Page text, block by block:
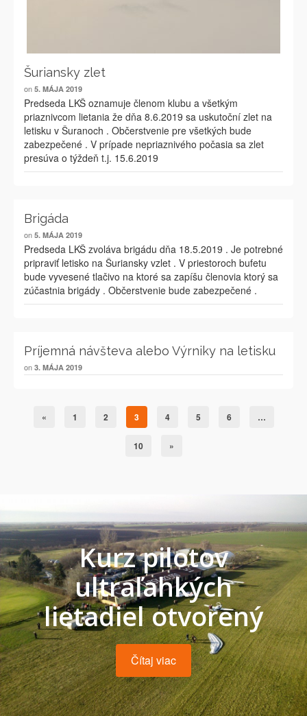
Šuriansky zlet
on 5. MÁJA 2019
Predseda LKŠ oznamuje členom klubu a všetkým
priaznivcom lietania že dňa 8.6.2019 sa uskutoční zlet na
letisku v Šuranoch . Občerstvenie pre všetkých bude
zabezpečené . V prípade nepriaznivého počasia sa zlet
presúva o týždeň t.j. 15.6.2019
Brigáda
on 5. MÁJA 2019
Predseda LKŠ zvoláva brigádu dňa 18.5.2019 . Je potrebné
pripraviť letisko na Šuriansky vzlet . V priestoroch bufetu
bude vyvesené tlačivo na ktoré sa zapíšu členovia ktorý sa
zúčastnia brigády . Občerstvenie bude zabezpečené .
Príjemná návšteva alebo Výrniky na letisku
on 3. MÁJA 2019
« 1 2 3 4 5 6 …
10 »
Kurz pilotov
ultraľahkých
lietadiel otvorený
Čítaj viac